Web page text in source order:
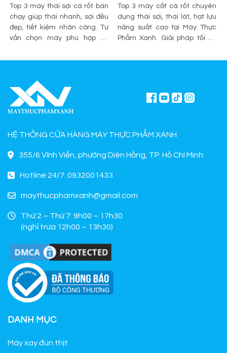
Top 3 máy thái sợi cà rốt bán
chạy giúp thái nhanh, sợi đều
đẹp, tiết kiệm nhân công. Tư
vấn chọn máy phù hợp và
Phẩm Xanh.
Top 3 máy cắt cà rốt chuyên
dụng thái sợi, thái lát, hạt lựu
năng suất cao tại Máy Thực
Phẩm Xanh. Giải pháp tối ưu
nghiệp.
HỆ THỐNG CỬA HÀNG MÁY THỰC PHẨM XANH
355/6 Vĩnh Viễn, phường Diên Hồng, TP. Hồ Chí Minh
Hotline 24/7: 0932001433
maythucphamxanh@gmail.com
Thứ 2 – Thứ 7: 9h00 – 17h30
(nghỉ trưa 12h00 – 13h30)
DANH MỤC
Máy xay đùn thịt